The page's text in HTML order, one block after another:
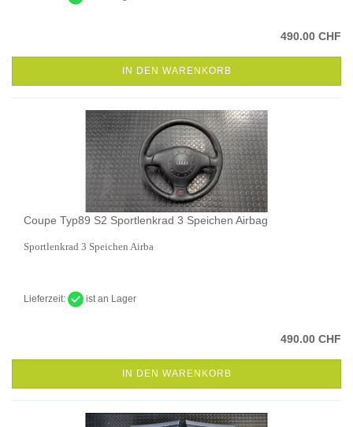
490.00 CHF
IN DEN WARENKORB
Coupe Typ89 S2 Sportlenkrad 3 Speichen Airbag
Sportlenkrad 3 Speichen Airba
Lieferzeit: ist an Lager
490.00 CHF
IN DEN WARENKORB